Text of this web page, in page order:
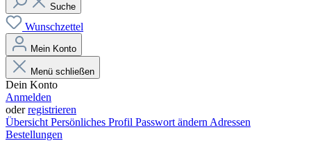
Suche
Wunschzettel
Mein Konto
Menü schließen
Dein Konto
Anmelden
oderregistrieren
Übersicht Persönliches Profil Passwort ändern Adressen
Bestellungen